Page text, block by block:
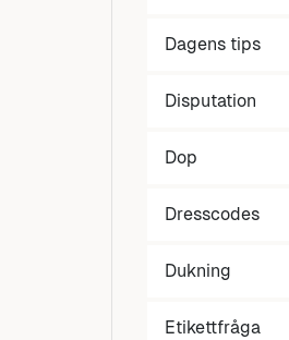
Dagens tips
Disputation
Dop
Dresscodes
Dukning
Etikettfråga